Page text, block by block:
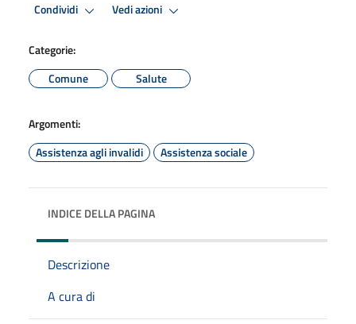
Condividi Vedi azioni
Categorie:
Comune
Salute
Argomenti:
Assistenza agli invalidi
Assistenza sociale
INDICE DELLA PAGINA
Descrizione
A cura di